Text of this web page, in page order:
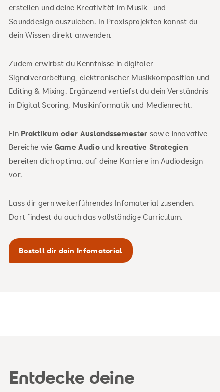
erstellen und deine Kreativität im Musik- und
Sounddesign auszuleben. In Praxisprojekten kannst du
dein Wissen direkt anwenden.
Zudem erwirbst du Kenntnisse in digitaler
Signalverarbeitung, elektronischer Musikkomposition und
Editing & Mixing. Ergänzend vertiefst du dein Verständnis
in Digital Scoring, Musikinformatik und Medienrecht.
Ein Praktikum oder Auslandssemester sowie innovative
Bereiche wie Game Audioundkreative Strategien
bereiten dich optimal auf deine Karriere im Audiodesign
vor.
Lass dir gern weiterführendes Infomaterial zusenden.
Dort findest du auch das vollständige Curriculum.
Bestell dir dein Infomaterial
Entdecke deine